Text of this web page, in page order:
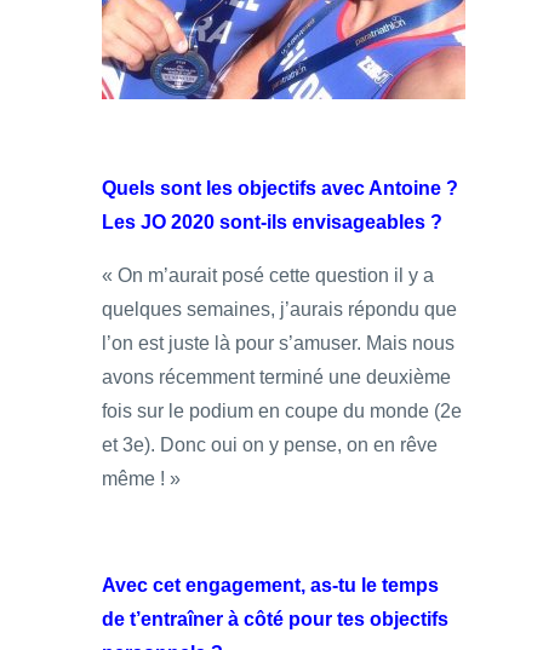
Quels sont les objectifs avec Antoine ?
Les JO 2020 sont-ils envisageables ?
« On m’aurait posé cette question il y a
quelques semaines, j’aurais répondu que
l’on est juste là pour s’amuser. Mais nous
avons récemment terminé une deuxième
fois sur le podium en coupe du monde (2e
et 3e). Donc oui on y pense, on en rêve
même ! »
Avec cet engagement, as-tu le temps
de t’entraîner à côté pour tes objectifs